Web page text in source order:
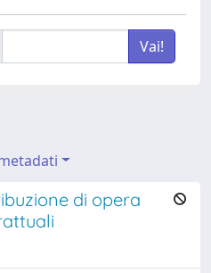
di opera